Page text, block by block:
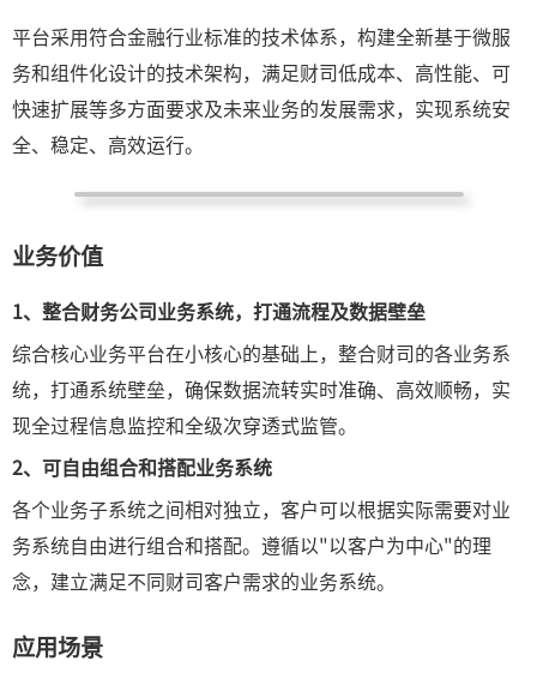
平台采用符合金融行业标准的技术体系，构建全新基于微服
务和组件化设计的技术架构，满足财司低成本、高性能、可
快速扩展等多方面要求及未来业务的发展需求，实现系统安
全、稳定、高效运行。
业务价值
1、 整合财务公司业务系统，打通流程及数据壁垒
综合核心业务平台在小核心的基础上，整合财司的各业务系
统，打通系统壁垒，确保数据流转实时准确、高效顺畅，实
现全过程信息监控和全级次穿透式监管。
2、 可自由组合和搭配业务系统
各个业务子系统之间相对独立，客户可以根据实际需要对业
务系统自由进行组合和搭配。遵循以"以客户为中心"的理
念，建立满足不同财司客户需求的业务系统。
应用场景